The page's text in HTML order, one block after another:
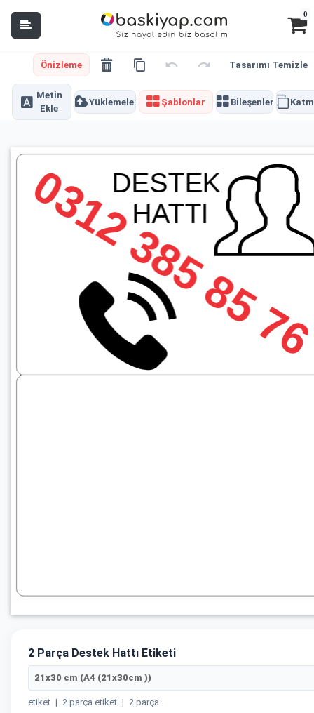
0
Önizleme Tasarımı Temizle
Metin
Ekle
Yüklemeler Şablonlar Bileşenler
2 Parça Destek Hattı Etiketi
21x30 cm (A4 (21x30cm ))
etiket | 2 parça etiket | 2 parça